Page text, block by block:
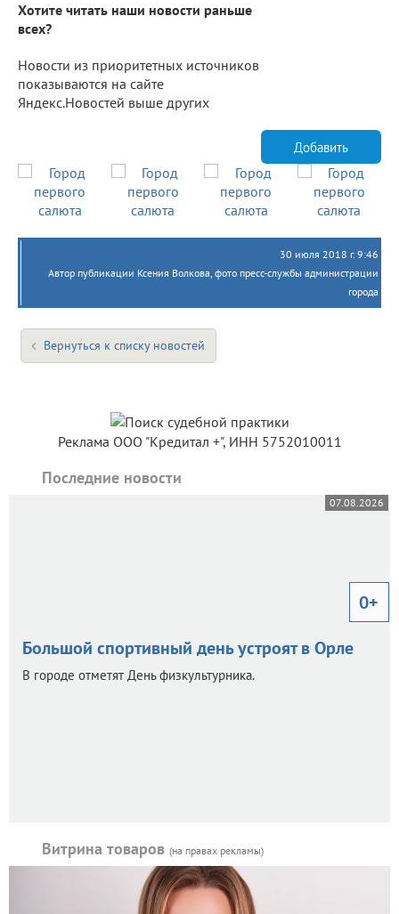
Хотите читать наши новости раньше
всех?
Новости из приоритетных источников
показываются на сайте
Яндекс.Новостей выше других
Добавить
30 июля 2018 г. 9:46
Автор публикации Ксения Волкова, фото пресс-службы администрации
города
Вернуться к списку новостей
Реклама ООО "Кредитал +", ИНН 5752010011
Последние новости
07.08.2026
0+
Большой спортивный день устроят в Орле
В городе отметят День физкультурника.
Витрина товаров (на правах рекламы)